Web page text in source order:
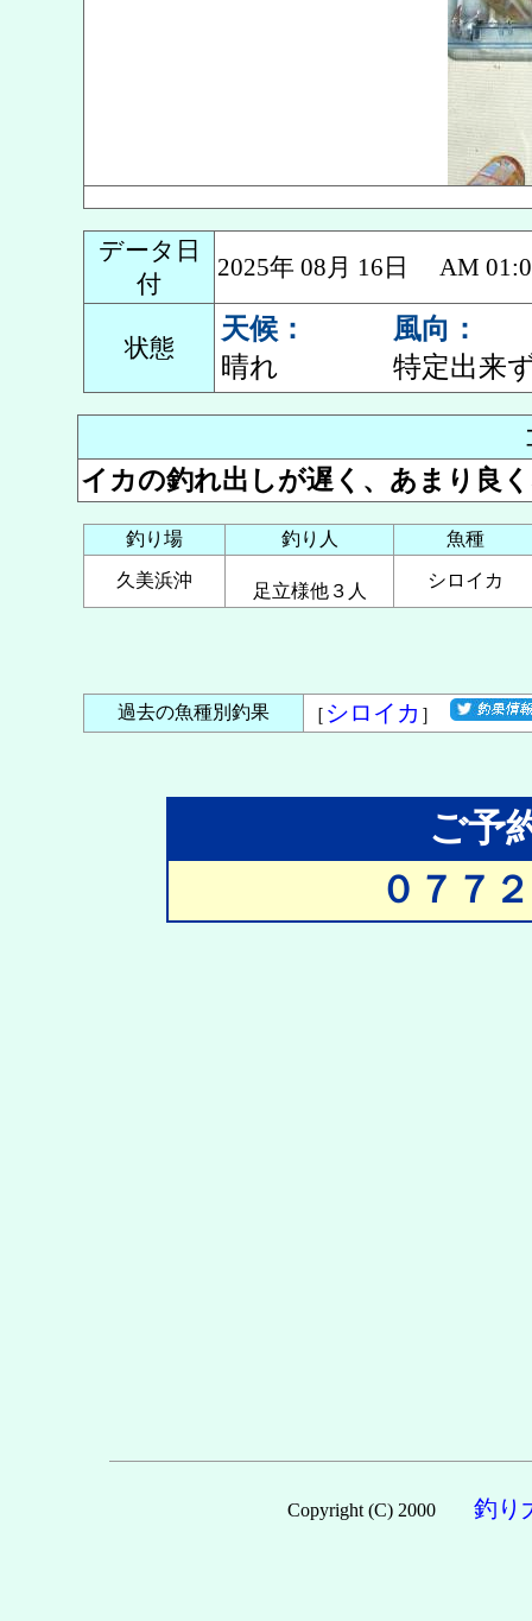
データ日
付
2025年 08月 16日 AM
状態
天候：
晴れ
風向：
特定出来
イカの釣れ出しが遅く、あまり良
釣り場 釣り人 魚種
久美浜沖
足立様他３人
シロイカ
過去の魚種別釣果 ［ シロイカ ］
ご予
０７７
Copyright (C) 2000 釣り